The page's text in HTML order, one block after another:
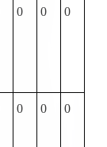
0 0 0
0 0 0